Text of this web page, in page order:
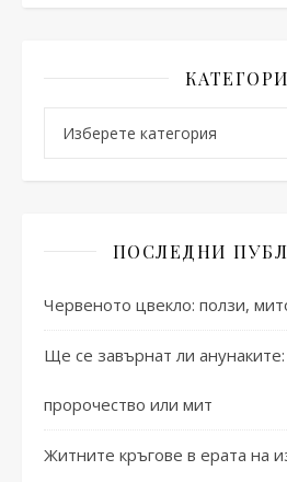
ПОСЛЕДНИ
Червеното цвекло: ползи,
Ще се завърнат ли
пророчество или мит
Житните кръгове в ерата на